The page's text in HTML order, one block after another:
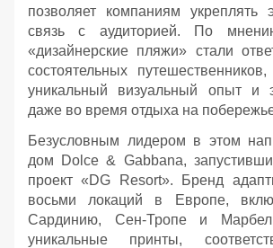
позволяет компаниям укреплять
связь с аудиторией. По
«дизайнерские пляжи» стали
состоятельных
уникальный визуальный опыт и
даже во время отдыха на
Безусловным лидером в этом
дом Dolce & Gabbana,
проект «DG Resort». Бренд
восьми локаций в Европе,
Сардинию, Сен-Тропе и
уникальные принты,